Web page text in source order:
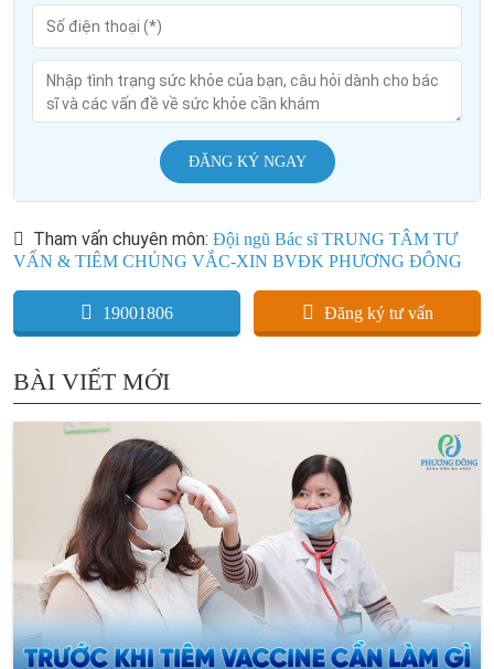
ĐĂNG KÝ NGAY
Tham vấn chuyên môn: Đội ngũ Bác sĩ TRUNG TÂM TƯ
VẤN & TIÊM CHỦNG VẮC-XIN BVĐK PHƯƠNG ĐÔNG
19001806 Đăng ký tư vấn
BÀI VIẾT MỚI